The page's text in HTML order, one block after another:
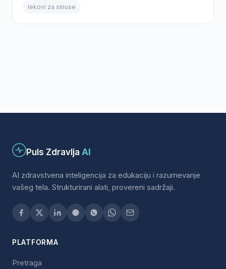
lekovi za sinuse
Puls Zdravlja AI
AI zdravstvena inteligencija za edukaciju i razumevanje
vašeg tela. Strukturirani alati, provereni sadržaji.
PLATFORMA
Pretraga